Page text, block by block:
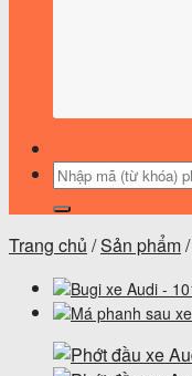
Tìm
Trang chủ /Sản phẩm/